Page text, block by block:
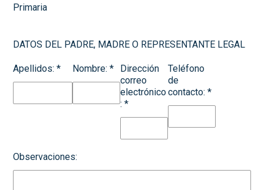
Primaria
DATOS DEL PADRE, MADRE O REPRESENTANTE LEGAL
Apellidos:* Nombre:*
Dirección
correo
electrónico
: *
Teléfono
de
contacto: *
Observaciones: